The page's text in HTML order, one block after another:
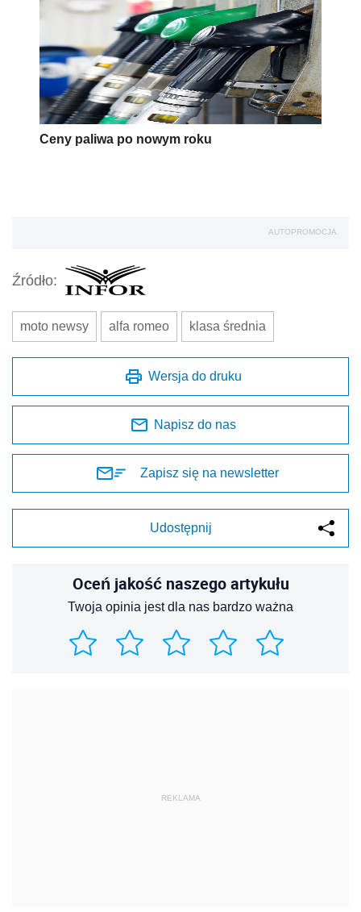
Ceny paliwa po nowym roku
AUTOPROMOCJA
Źródło:
moto newsy alfa romeo klasa średnia
Wersja do druku
Napisz do nas
Zapisz się na newsletter
Udostępnij
Oceń jakość naszego artykułu
Twoja opinia jest dla nas bardzo ważna
REKLAMA